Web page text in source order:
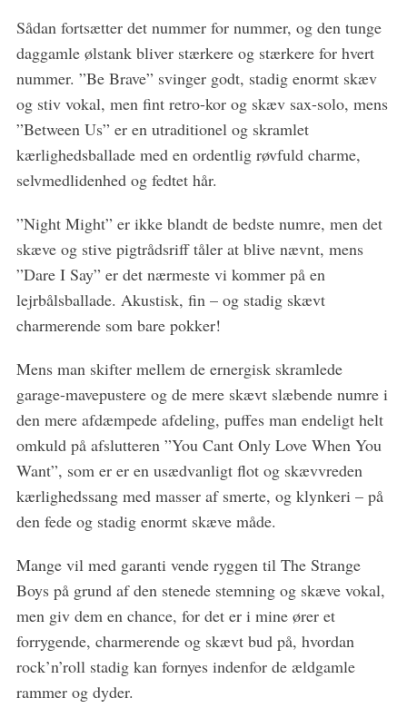
Sådan fortsætter det nummer for nummer, og den tunge
daggamle ølstank bliver stærkere og stærkere for hvert
nummer. ”Be Brave” svinger godt, stadig enormt skæv
og stiv vokal, men fint retro-kor og skæv sax-solo, mens
”Between Us” er en utraditionel og skramlet
kærlighedsballade med en ordentlig røvfuld charme,
selvmedlidenhed og fedtet hår.
”Night Might” er ikke blandt de bedste numre, men det
skæve og stive pigtrådsriff tåler at blive nævnt, mens
”Dare I Say” er det nærmeste vi kommer på en
lejrbålsballade. Akustisk, fin – og stadig skævt
charmerende som bare pokker!
Mens man skifter mellem de ernergisk skramlede
garage-mavepustere og de mere skævt slæbende numre i
den mere afdæmpede afdeling, puffes man endeligt helt
omkuld på afslutteren ”You Cant Only Love When You
Want”, som er er en usædvanligt flot og skævvreden
kærlighedssang med masser af smerte, og klynkeri – på
den fede og stadig enormt skæve måde.
Mange vil med garanti vende ryggen til The Strange
Boys på grund af den stenede stemning og skæve vokal,
men giv dem en chance, for det er i mine ører et
forrygende, charmerende og skævt bud på, hvordan
rock’n’roll stadig kan fornyes indenfor de ældgamle
rammer og dyder.